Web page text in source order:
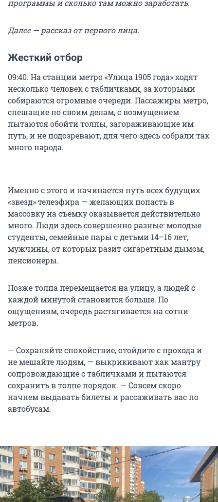
программы и сколько там можно заработать.
Далее — рассказ от первого лица.
Жесткий отбор
09:40. На станции метро «Улица 1905 года» ходят
несколько человек с табличками, за которыми
собираются огромные очереди. Пассажиры метро,
спешащие по своим делам, с возмущением
пытаются обойти толпы, загораживающие им
путь, и не подозревают, для чего здесь собрали так
много народа.
Именно с этого и начинается путь всех будущих
«звезд» телеэфира — желающих попасть в
массовку на съемку оказывается действительно
много. Люди здесь совершенно разные: молодые
студенты, семейные пары с детьми 14–16 лет,
мужчины, от которых разит сигаретным дымом,
пенсионеры.
Позже толпа перемещается на улицу, а людей с
каждой минутой становится больше. По
ощущениям, очередь растягивается на сотни
метров.
— Сохраняйте спокойствие, отойдите с прохода и
не мешайте людям, — выкрикивают как мантру
сопровождающие с табличками и пытаются
сохранить в толпе порядок. — Совсем скоро
начнем выдавать билеты и рассаживать вас по
автобусам.